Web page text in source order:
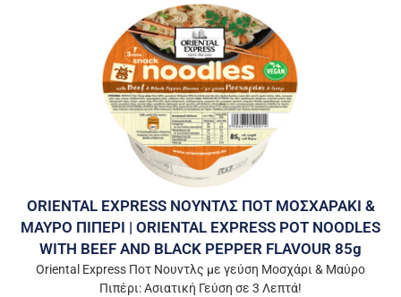
ORIENTAL EXPRESS ΝΟΥΝΤΛΣ ΠΟΤ ΜΟΣΧΑΡΑΚΙ &
ΜΑΥΡΟ ΠΙΠΕΡΙ | ORIENTAL EXPRESS POT NOODLES
WITH BEEF AND BLACK PEPPER FLAVOUR 85g
Oriental Express Ποτ Νουντλς με γεύση Μοσχάρι & Μαύρο
Πιπέρι: Ασιατική Γεύση σε 3 Λεπτά!